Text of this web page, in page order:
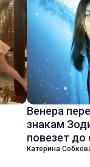
Венера
знакам
повезет до
Катерина